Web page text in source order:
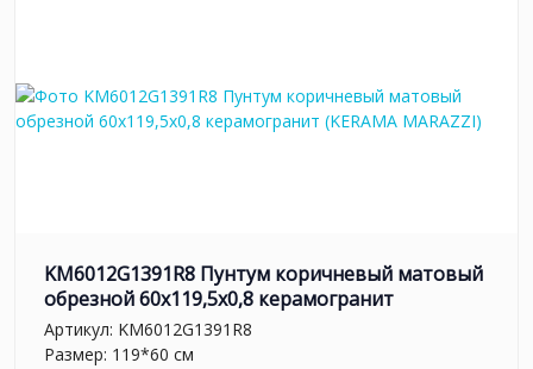
KM6012G1391R8 Пунтум коричневый матовый
обрезной 60x119,5x0,8 керамогранит
Артикул: KM6012G1391R8
Размер: 119*60 см